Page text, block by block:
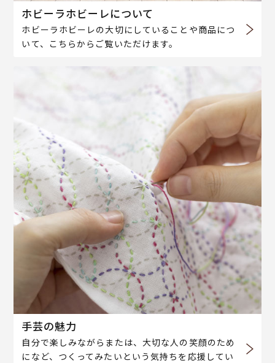
ホビーラホビーレについて
ホビーラホビーレの大切にしていることや商品につ
いて、こちらからご覧いただけます。
手芸の魅力
自分で楽しみながらまたは、大切な人の笑顔のため
になど、つくってみたいという気持ちを応援してい